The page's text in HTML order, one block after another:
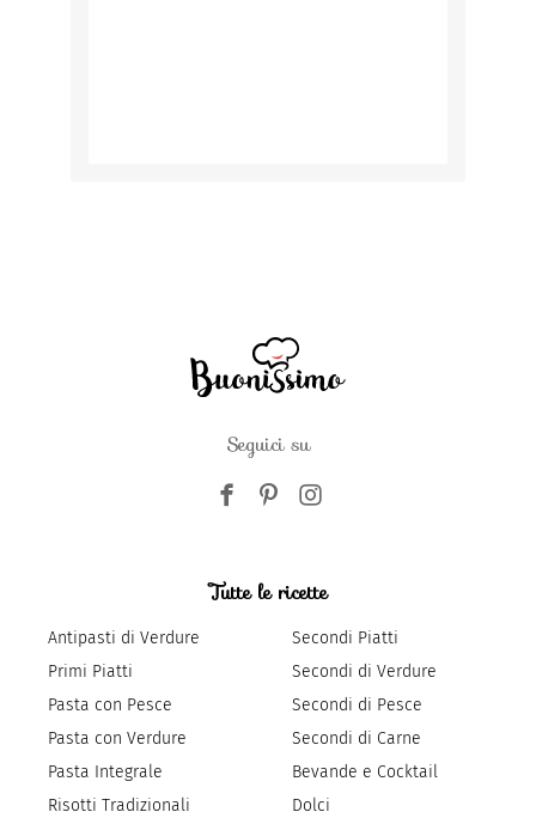
Seguici su
Tutte le ricette
Antipasti di Verdure
Primi Piatti
Pasta con Pesce
Pasta con Verdure
Pasta Integrale
Risotti Tradizionali
Secondi Piatti
Secondi di Verdure
Secondi di Pesce
Secondi di Carne
Bevande e Cocktail
Dolci